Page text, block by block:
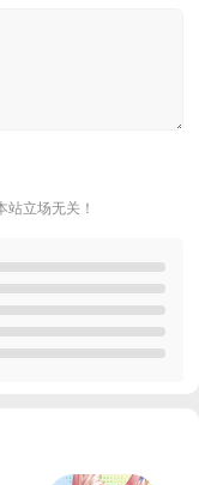
立场无关！